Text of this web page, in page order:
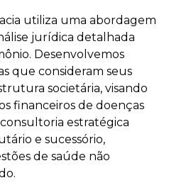
utiliza uma abordagem
jurídica detalhada
Desenvolvemos
que consideram seus
societária, visando
financeiros de doenças
estratégica
e sucessório,
de saúde não